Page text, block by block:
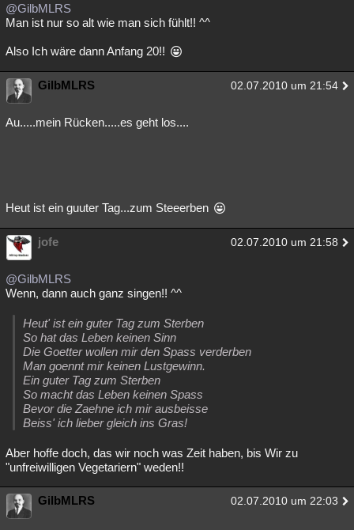
@GilbMLRS
Man ist nur so alt wie man sich fühlt!! ^^
Also Ich wäre dann Anfang 20!!
GilbMLRS 02.07.2010 um 21:54
Au.....mein Rücken.....es geht los....
Heut ist ein guuter Tag...zum Steeerben
jofe 02.07.2010 um 21:58
@GilbMLRS
Wenn, dann auch ganz singen!! ^^
Heut' ist ein guter Tag zum Sterben
So hat das Leben keinen Sinn
Die Goetter wollen mir den Spass verderben
Man goennt mir keinen Lustgewinn.
Ein guter Tag zum Sterben
So macht das Leben keinen Spass
Bevor die Zaehne ich mir ausbeisse
Beiss' ich lieber gleich ins Gras!
Aber hoffe doch, das wir noch was Zeit haben, bis Wir zu
"unfreiwilligen Vegetariern" weden!!
GilbMLRS 02.07.2010 um 22:03